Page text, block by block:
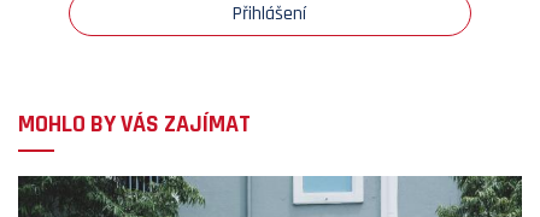
Přihlášení
MOHLO BY VÁS ZAJÍMAT